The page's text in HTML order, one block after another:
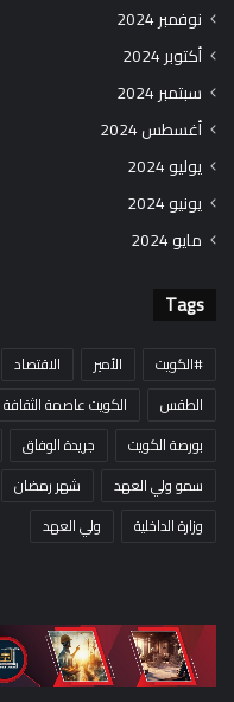
نوفمبر 2024
أكتوبر 2024
سبتمبر 2024
أغسطس 2024
يوليو 2024
يونيو 2024
مايو 2024
Tags
#الكويت الأمير الاقتصاد
الطقس
الكويت عاصمة الثقافة
بورصة الكويت
جريدة الوفاق
سمو ولي العهد
شهر رمضان
وزارة الداخلية
ولي العهد